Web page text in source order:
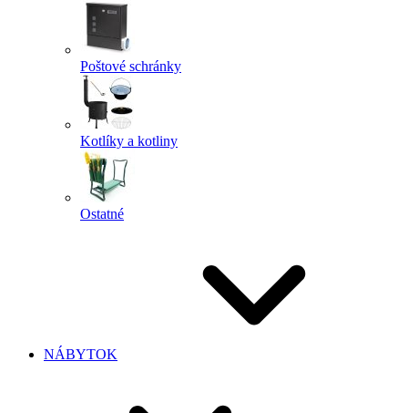
Poštové schránky
Kotlíky a kotliny
Ostatné
NÁBYTOK